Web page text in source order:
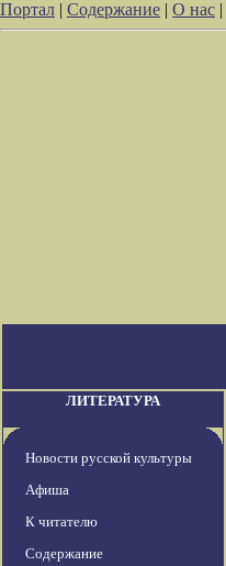
Портал | Содержание | О нас |
ЛИТЕРАТУРА
Новости русской культуры
Афиша
К читателю
Содержание